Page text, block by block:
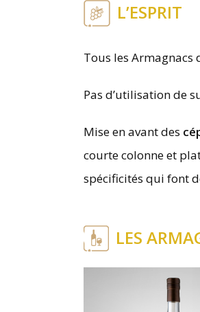
L’ESPRIT
Tous les Armagnacs
Pas d’utilisation de
Mise en avant des
courte colonne et
spécificités qui font
LES